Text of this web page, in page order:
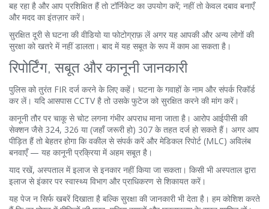
बह रहा है और आप प्रशिक्षित हैं तो टॉर्निकेट का उपयोग करें; नहीं तो केवल दबाव बनाएँ
और मदद का इंतज़ार करें।
सुरक्षित दूरी से घटना की वीडियो या फोटोग्राफ़ लें अगर यह आपकी और अन्य लोगों की
सुरक्षा को खतरे में नहीं डालता। बाद में यह सबूत के रूप में काम आ सकता है।
रिपोर्टिंग, सबूत और कानूनी जानकारी
पुलिस को तुरंत FIR दर्ज करने के लिए कहें। घटना के गवाहों के नाम और संपर्क रिकॉर्ड
कर लें। यदि आसपास CCTV है तो उसके फुटेज को सुरक्षित करने की मांग करें।
कानूनी तौर पर चाकू से चोट लगना गंभीर अपराध माना जाता है। आरोप आईपीसी की
सेक्शन जैसे 324, 326 या (जहाँ जरूरी हो) 307 के तहत दर्ज हो सकते हैं। अगर आप
पीड़ित हैं तो बेहतर होगा कि वकील से संपर्क करें और मेडिकल रिपोर्ट (MLC) अविलंब
बनवाएँ — यह कानूनी प्रक्रिया में अहम सबूत है।
याद रखें, अस्पताल में इलाज से इनकार नहीं किया जा सकता। किसी भी अस्पताल द्वारा
इलाज से इंकार पर स्वास्थ्य विभाग और प्राधिकरण से शिकायत करें।
यह पेज न सिर्फ खबरें दिखाता है बल्कि सुरक्षा की जानकारी भी देता है। हम कोशिश करते